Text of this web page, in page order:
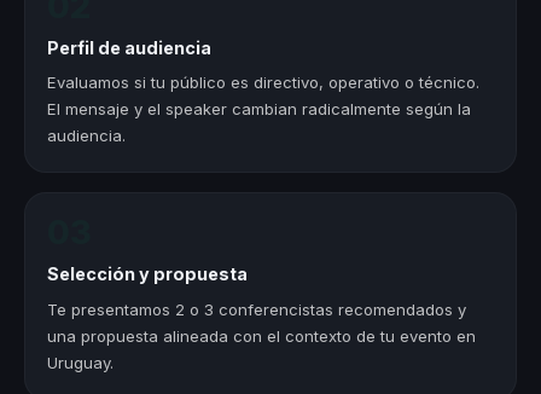
Perfil de audiencia
Evaluamos si tu público es directivo, operativo o técnico.
El mensaje y el speaker cambian radicalmente según la
audiencia.
Selección y propuesta
Te presentamos 2 o 3 conferencistas recomendados y
una propuesta alineada con el contexto de tu evento en
Uruguay.